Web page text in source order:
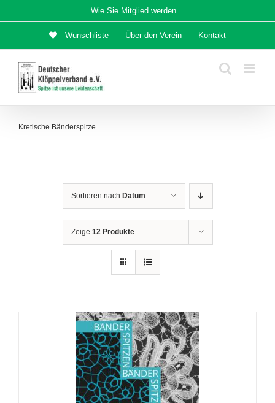
Inhalt
Wie Sie Mitglied werden…
Wunschliste Über den Verein Kontakt
Kretische Bänderspitze
Sortieren nach Datum
Zeige 12 Produkte